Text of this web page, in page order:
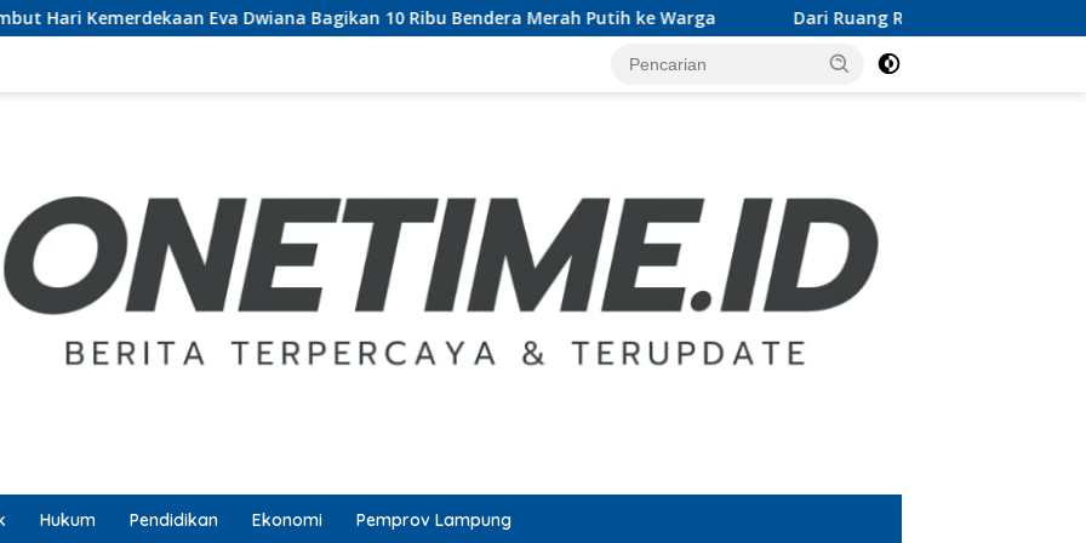
Eva Dwiana Bagikan 10 Ribu Bendera Merah Putih ke Warga Dari Ruang Rektor ke Gerakan Pramuka, Wan
Hukum Pendidikan Ekonomi Pemprov Lampung